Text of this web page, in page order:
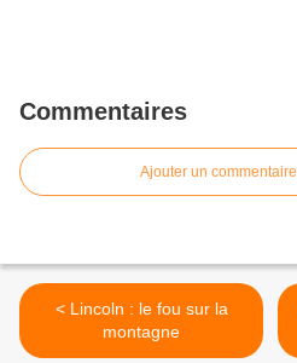
Commentaires
Ajouter un commentaire
< Lincoln : le fou sur la
montagne